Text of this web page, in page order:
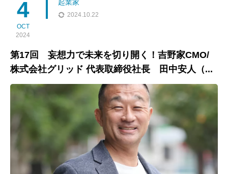
4
OCT
2024
起業家
2024.10.22
第17回 妄想力で未来を切り開く！吉野家CMO/
株式会社グリッド 代表取締役社長 田中安人（...